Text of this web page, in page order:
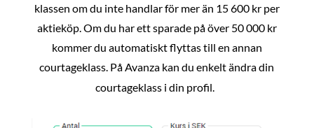
klassen om du inte handlar för mer än 15 600 kr per
aktieköp. Om du har ett sparade på över 50 000 kr
kommer du automatiskt flyttas till en annan
courtageklass. På Avanza kan du enkelt ändra din
courtageklass i din profil.